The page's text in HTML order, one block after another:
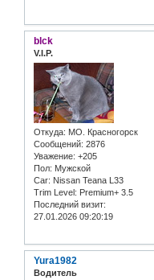
blck
V.I.P.
Откуда: МО. Красногорск
Сообщений: 2876
Уважение: +205
Пол: Мужской
Car: Nissan Teana L33
Trim Level: Premium+ 3.5
Последний визит:
27.01.2026 09:20:19
Yura1982
Водитель